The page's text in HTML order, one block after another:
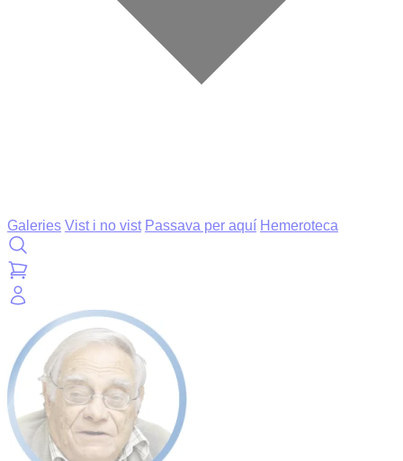
Galeries Vist i no vist Passava per aquí Hemeroteca